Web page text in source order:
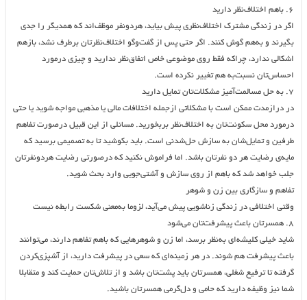
۶. باهم اختلاف‌‌نظر دارید
اگر در زندگی مشترک اختلاف‌نظری پیش بیاید، هردونفر موظف‌اند که همدیگر را جدی
بگیرند و به‌هم گوش کنند. اگر حتی پس از گفت‌وگو اختلاف‌نظرتان برطرف نشد، بازهم
اشکالی ندارد، چراکه فقط روی موضوعی خاص اتفاق‌نظر ندارید و چیزی درمورد
احساس‌تان نسبت‌به‌ هم تغییر نکرده است.
۷. به حل مسالمت‌آمیز مشکلات‌‌تان تمایل دارید
در درازمدت ممکن است با مشکلاتی ازجمله اختلافات مالی یا مذهبی مواجه شوید یا حتی
درمورد محل سکونت‌تان به اختلاف‌نظر بربخورید. مسائلی از این‌ قبیل درصورت تفاهم
طرفین و تمایل‌شان به سازش حل‌شدنی است. باید بکوشید تا به تصمیمی برسید که
مایه‌ی رضایت هر دو نفرتان باشد. اما فراموش نکنید که درصورتی رضایت هردونفرتان
جلب خواهد شد که باهم از روی سازش و آشتی‌جویی وارد بحث شوید.
تفاهم و سازگاری بین زن و شوهر
وقتی اختلافی در زندگی زناشویی پیش می‌آید، لزوما به‌معنی شکست رابطه‌ نیست‎
۸. همسرتان باعث پیشرفت‌تان می‌شود
شاید خیلی کلیشه‌ای به‌نظر برسد، اما زن‌ و شوهرهایی که باهم تفاهم دارند، می‌توانند
باعث پیشرفت هم شوند. در هر زمینه‌ای که سعی در پیشرفت دارید، از آشپزی‌کردن
گرفته تا ترفیع شغلی، همسرتان باید پشت‌تان باشد و از تلاش‌تان حمایت کند و متقابلا
شما نیز وظیفه دارید که حامی و دل‌گرمی همسرتان باشید.